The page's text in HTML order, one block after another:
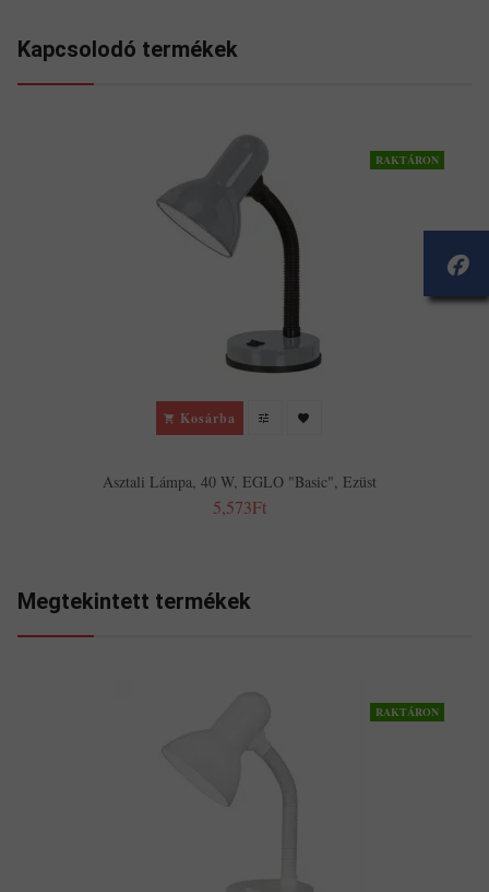
Kapcsolodó termékek
RAKTÁRON
Kosárba
Asztali Lámpa, 40 W, EGLO "Basic", Ezüst
5,573Ft
Megtekintett termékek
RAKTÁRON